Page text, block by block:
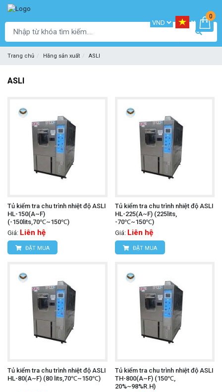
0
Trang chủ Hãng sản xuất ASLI
ASLI
Tủ kiểm tra chu trình nhiệt độ ASLI
HL-150(A~F)
(-150lits,70℃~150℃)
Giá: Liên hệ
ĐẶT MUA
Tủ kiểm tra chu trình nhiệt độ ASLI
HL-225(A~F) (225lits,
-70℃~150℃)
Giá: Liên hệ
ĐẶT MUA
Tủ kiểm tra chu trình nhiệt độ ASLI
HL-80(A~F) (80 lits,70℃~150℃)
Tủ kiểm tra chu trình nhiệt độ ASLI
TH-800(A~F) (150℃,
20%~98%R.H)